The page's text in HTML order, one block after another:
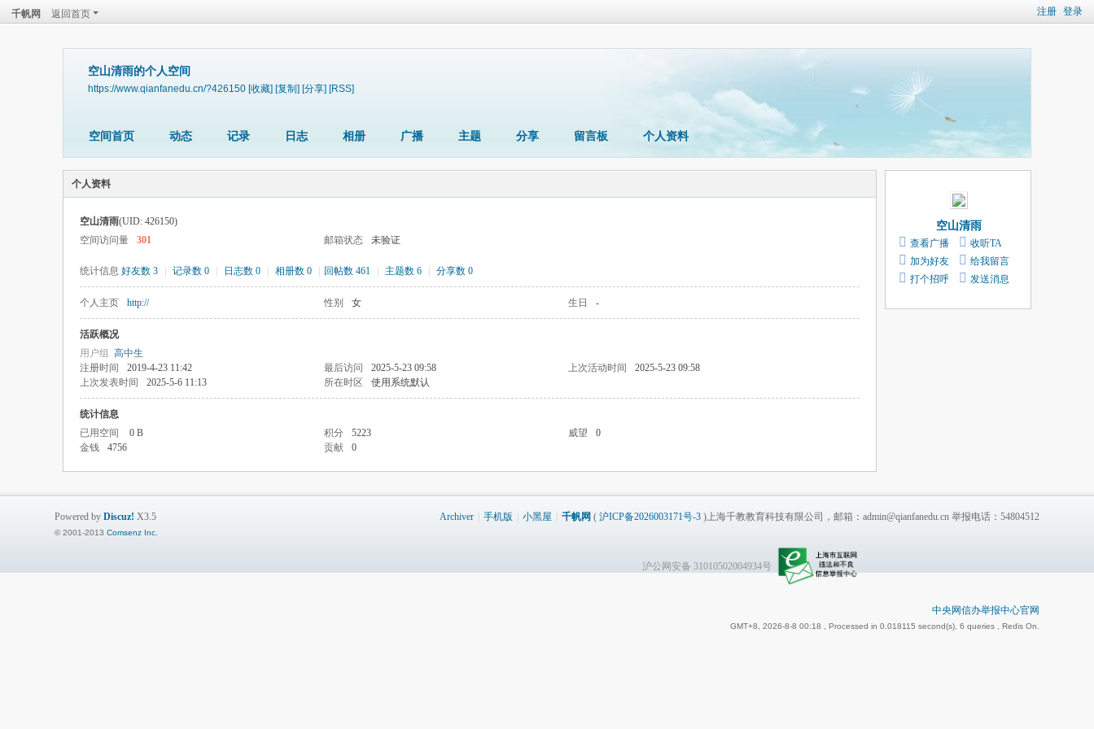
注册 登录
千帆网 返回首页
空山清雨的个人空间
https://www.qianfanedu.cn/?426150 [收藏] [复制] [分享] [RSS]
空间首页 动态 记录 日志 相册 广播 主题 分享 留言板 个人资料
个人资料
空山清雨(UID: 426150)
空间访问量
301 邮箱状态 未验证
统计信息 好友数 3 记录数 0 日志数 0 相册数 0 回帖数 461 主题数 6 分享数 0
个人主页 http:// 性别 女 生日 -
活跃概况
用户组 高中生
注册时间
2019-4-23 11:42 最后访问 2025-5-23 09:58 上次活动时间
2025-5-23 09:58
上次发表时间
2025-5-6 11:13 所在时区 使用系统默认
统计信息
已用空间
0 B 积分 5223 威望
0
金钱
4756 贡献 0
空山清雨
查看广播
收听TA
加为好友
给我留言
打个招呼
发送消息
Archiver 手机版 小黑屋 千帆网 ( 沪ICP备2026003171号-3 )上海千教教育科技有限公司，邮箱：admin@qianfanedu.cn 举报电话：54804512
沪公网安备 31010502004934号
中央网信办举报中心官网
GMT+8, 2026-8-8 00:18 , Processed in 0.018115 second(s), 6 queries , Redis On.
Powered by Discuz! X3.5
© 2001-2013 Comsenz Inc.